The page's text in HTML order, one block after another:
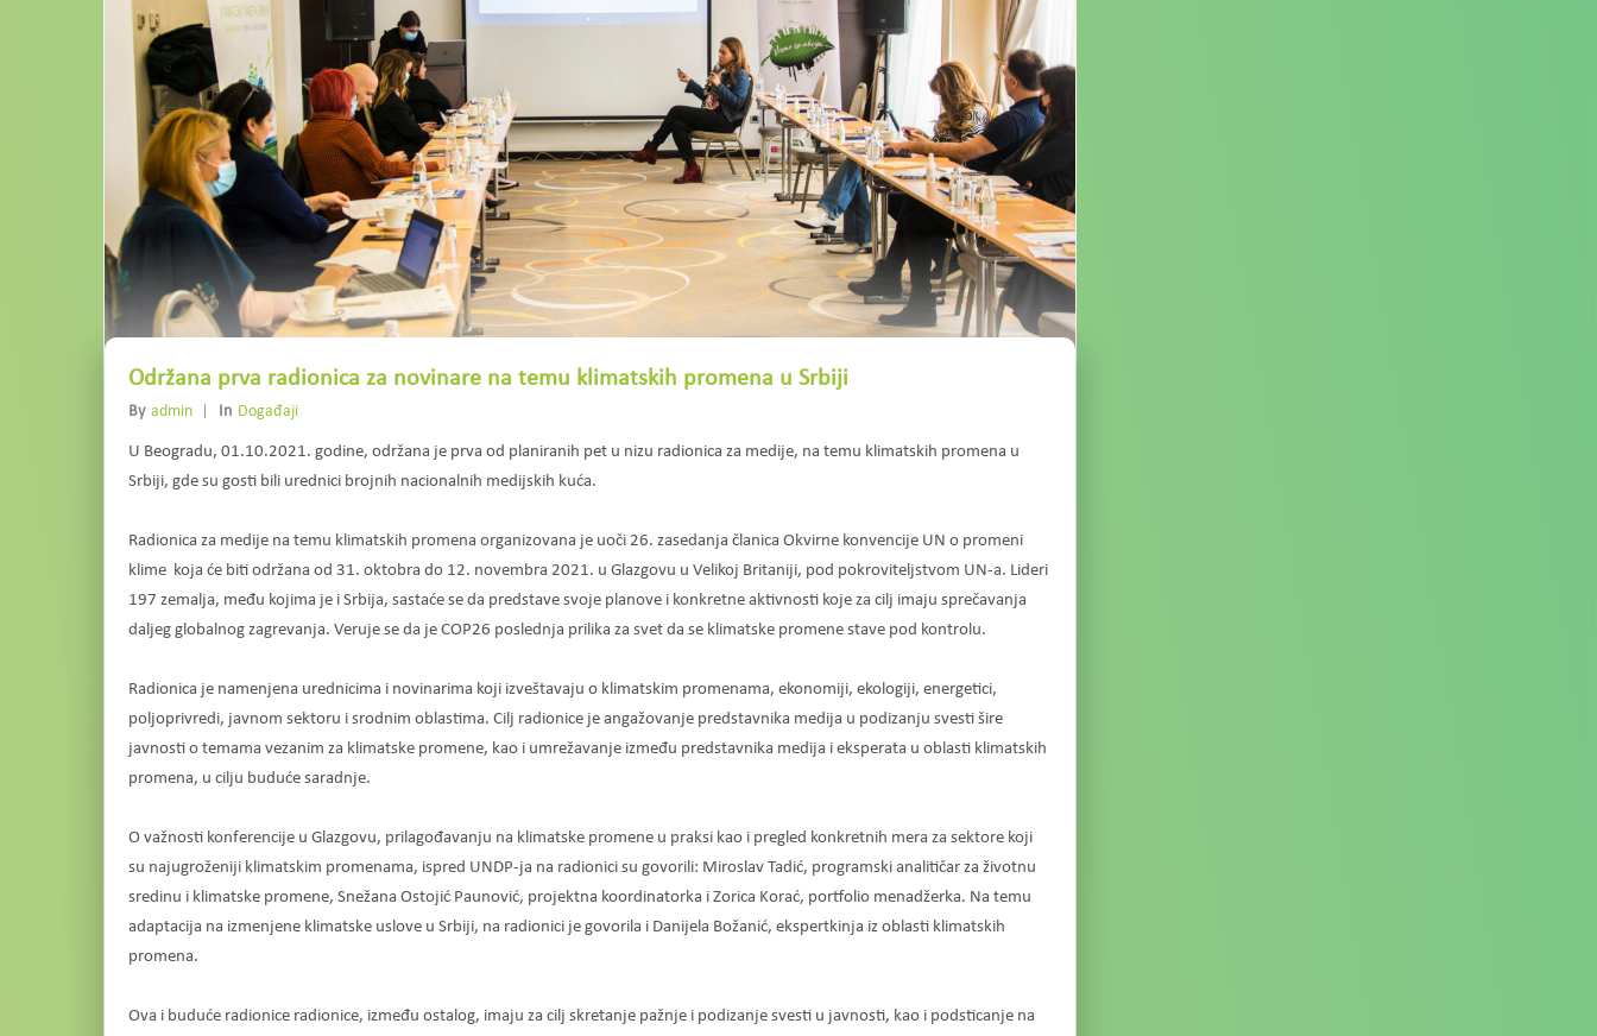
Održana prva radionica za novinare na temu klimatskih promena u Srbiji
By Admin In Događaji
U Beogradu, 01.10.2021. godine, održana je prva od planiranih pet u nizu radionica za medije, na temu klimatskih promena u
Srbiji, gde su gosti bili urednici brojnih nacionalnih medijskih kuća.
Radionica za medije na temu klimatskih promena organizovana je uoči 26. zasedanja članica Okvirne konvencije UN o promeni
klime koja će biti održana od 31. oktobra do 12. novembra 2021. u Glazgovu u Velikoj Britaniji, pod pokroviteljstvom UN-a. Lideri
197 zemalja, među kojima je i Srbija, sastaće se da predstave svoje planove i konkretne aktivnosti koje za cilj imaju sprečavanja
daljeg globalnog zagrevanja. Veruje se da je COP26 poslednja prilika za svet da se klimatske promene stave pod kontrolu.
Radionica je namenjena urednicima i novinarima koji izveštavaju o klimatskim promenama, ekonomiji, ekologiji, energetici,
poljoprivredi, javnom sektoru i srodnim oblastima. Cilj radionice je angažovanje predstavnika medija u podizanju svesti šire
javnosti o temama vezanim za klimatske promene, kao i umrežavanje između predstavnika medija i eksperata u oblasti klimatskih
promena, u cilju buduće saradnje.
O važnosti konferencije u Glazgovu, prilagođavanju na klimatske promene u praksi kao i pregled konkretnih mera za sektore koji
su najugroženiji klimatskim promenama, ispred UNDP-ja na radionici su govorili: Miroslav Tadić, programski analitičar za životnu
sredinu i klimatske promene, Snežana Ostojić Paunović, projektna koordinatorka i Zorica Korać, portfolio menadžerka. Na temu
adaptacija na izmenjene klimatske uslove u Srbiji, na radionici je govorila i Danijela Božanić, ekspertkinja iz oblasti klimatskih
promena.
Ova i buduće radionice radionice, između ostalog, imaju za cilj skretanje pažnje i podizanje svesti u javnosti, kao i podsticanje na